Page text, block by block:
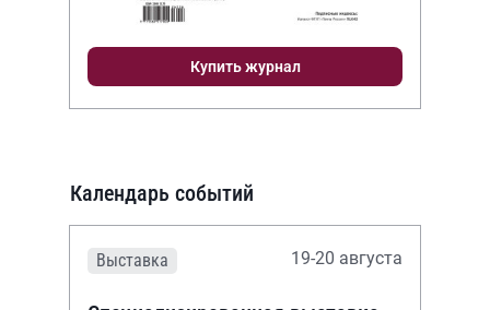
Купить журнал
Календарь событий
Выставка 19-20 августа